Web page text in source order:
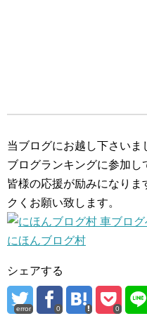
当ブログにお越し下さいま
ブログランキングに参加し
皆様の応援が励みになりま
クくお願い致します。
にほんブログ村
シェアする
error 0 0